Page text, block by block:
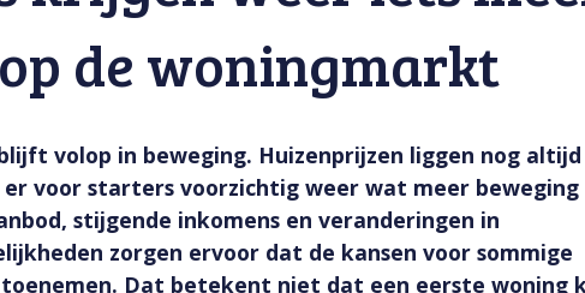
de woningmarkt
volop in beweging. Huizenprijzen liggen nog
voor starters voorzichtig weer wat meer
stijgende inkomens en veranderingen in
zorgen ervoor dat de kansen voor sommige
Dat betekent niet dat een eerste woning